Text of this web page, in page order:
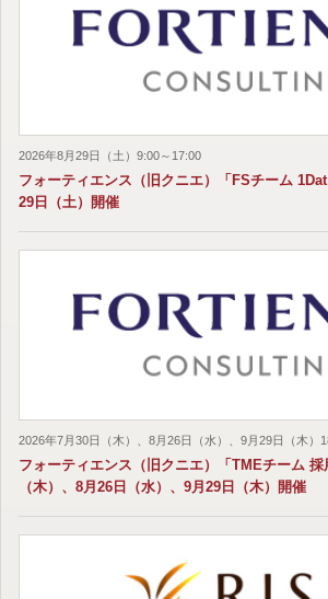
2026年8月29日（土）9:00～17:00
フォーティエンス（旧クニエ）「FSチーム
29日（土）開催
2026年7月30日（木）、8月26日（水）、9月29日（木）
フォーティエンス（旧クニエ）「TMEチーム 採
（木）、8月26日（水）、9月29日（木）開催